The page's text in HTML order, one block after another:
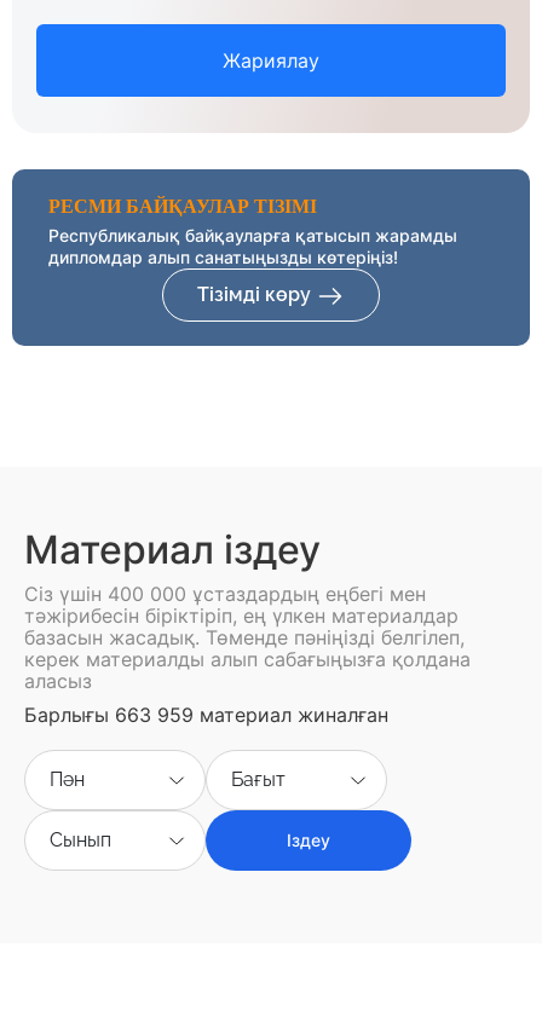
Жариялау
РЕСМИ БАЙҚАУЛАР ТІЗІМІ
Республикалық байқауларға қатысып жарамды
дипломдар алып санатыңызды көтеріңіз!
Тізімді көру
Материал іздеу
Сіз үшін 400 000 ұстаздардың еңбегі мен
тәжірибесін біріктіріп, ең үлкен материалдар
базасын жасадық. Төменде пәніңізді белгілеп,
керек материалды алып сабағыңызға қолдана
аласыз
Барлығы 663 959 материал жиналған
Пән Бағыт
Сынып Іздеу